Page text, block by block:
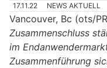
17.11.22 NEWS AKTUELL
Vancouver, Bc (ots/
Zusammenschluss
im
Zusammenführung